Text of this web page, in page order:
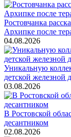
Ростовчанка
Архипке после
04.08.2026
Уникальную
детской железной
03.08.2026
В Ростовской
десантником
02.08.2026